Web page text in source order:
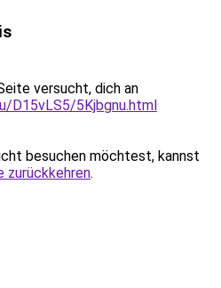
versucht, dich an
D15vLS5/5Kjbgnu.html
besuchen möchtest, kannst
zurückkehren.